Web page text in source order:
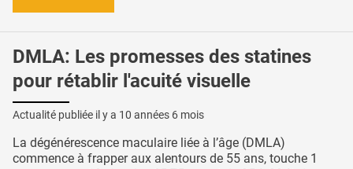
DMLA: Les promesses des statines
pour rétablir l'acuité visuelle
Actualité publiée il y a 10 années 6 mois
La dégénérescence maculaire liée à l’âge (DMLA)
commence à frapper aux alentours de 55 ans, touche 1